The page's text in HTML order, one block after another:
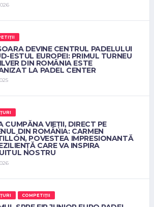
DEVINE CENTRUL PADELULUI
ESTUL EUROPEI: PRIMUL TURNEU
DIN ROMÂNIA ESTE
LA PADEL CENTER
CUMPĂNA VIEȚII, DIRECT PE
DIN ROMÂNIA: CARMEN
POVESTEA IMPRESIONANTĂ
CARE VA INSPIRA
NOSTRU
COMPETIȚII